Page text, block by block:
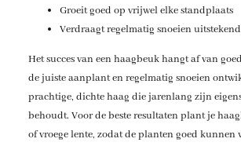
Groeit goed op vrijwel elke standplaats
Verdraagt regelmatig snoeien uitstekend
Het succes van een haagbeuk hangt af van
de juiste aanplant en regelmatig snoeien
prachtige, dichte haag die jarenlang zijn
behoudt. Voor de beste resultaten plant je
of vroege lente, zodat de planten goed kunnen